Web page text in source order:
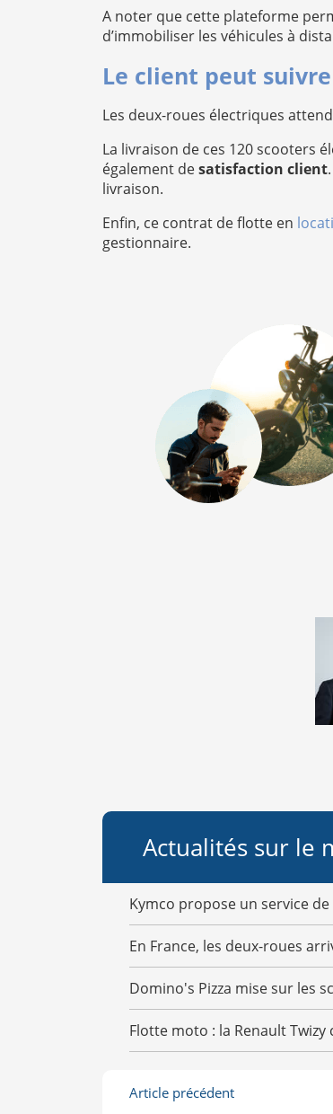
A noter que cette plateforme
d’immobiliser les véhicules à
Le client peut
Les deux-roues électriques
La livraison de ces 120 scooters
également desatisfaction client
livraison.
Enfin, ce contrat de flotte en
gestionnaire.
Actualités sur le
Kymco propose un service
En France, les deux-roues
Domino's Pizza mise sur les
Flotte moto : la Renault
Article précédent